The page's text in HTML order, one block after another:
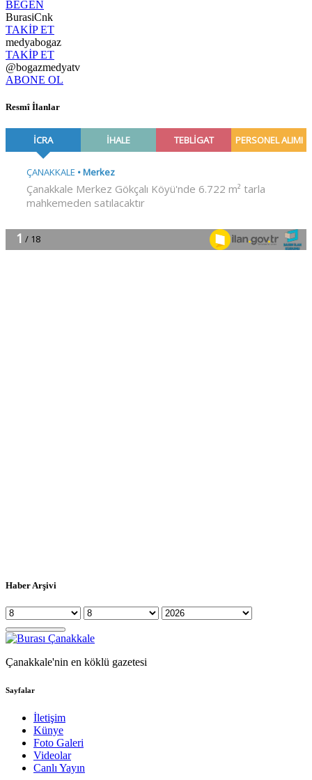
BEĞEN
BurasiCnk
TAKİP ET
medyabogaz
TAKİP ET
@bogazmedyatv
ABONE OL
Resmî İlanlar
Haber Arşivi
Çanakkale'nin en köklü gazetesi
Sayfalar
İletişim
Künye
Foto Galeri
Videolar
Canlı Yayın